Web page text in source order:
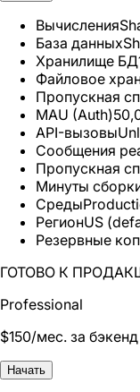
Вычисления
База данных
Хранилище БД
Файловое
Пропускная
MAU (Auth)
API-вызовы
Сообщения
Пропускная
Минуты
Среды
РегионUS
Резервные
ГОТОВО К
Professional
$150/мес. за бэкенд
Начать